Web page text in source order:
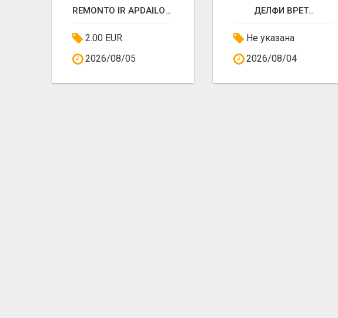
REMONTO IR APDAILOS DARBAI
2.00 EUR
2026/08/05
ДЕЛФИ ВРЁТ..
Не указана
2026/08/04